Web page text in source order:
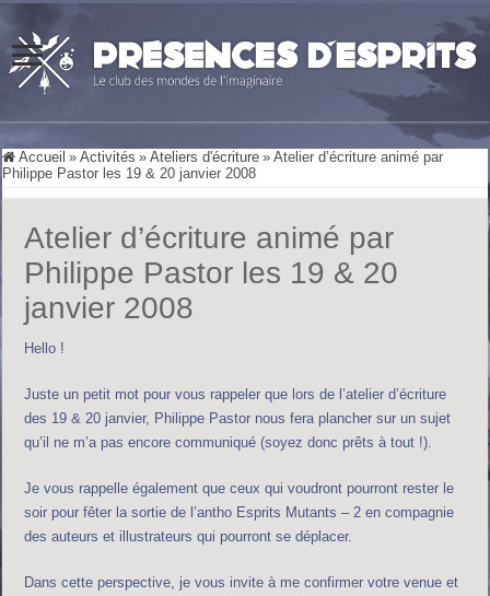
Accueil » Activités » Ateliers d'écriture » Atelier d’écriture animé par
Philippe Pastor les 19 & 20 janvier 2008
Atelier d’écriture animé par
Philippe Pastor les 19 & 20
janvier 2008
Hello !
Juste un petit mot pour vous rappeler que lors de l’atelier d’écriture
des 19 & 20 janvier, Philippe Pastor nous fera plancher sur un sujet
qu’il ne m’a pas encore communiqué (soyez donc prêts à tout !).
Je vous rappelle également que ceux qui voudront pourront rester le
soir pour fêter la sortie de l’antho Esprits Mutants – 2 en compagnie
des auteurs et illustrateurs qui pourront se déplacer.
Dans cette perspective, je vous invite à me confirmer votre venue et